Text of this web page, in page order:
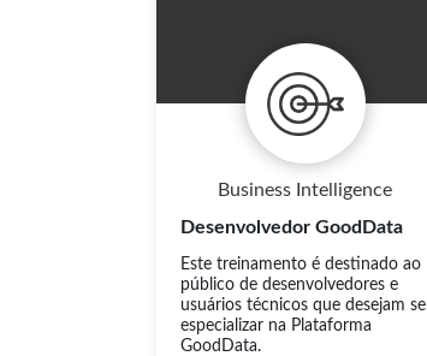
Business Intelligence
Desenvolvedor GoodData
Este treinamento é destinado ao
público de desenvolvedores e
usuários técnicos que desejam se
especializar na Plataforma
GoodData.